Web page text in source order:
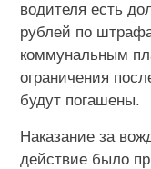
водителя есть
рублей по
коммунальным
ограничения
будут погашены.
Наказание за
действие было